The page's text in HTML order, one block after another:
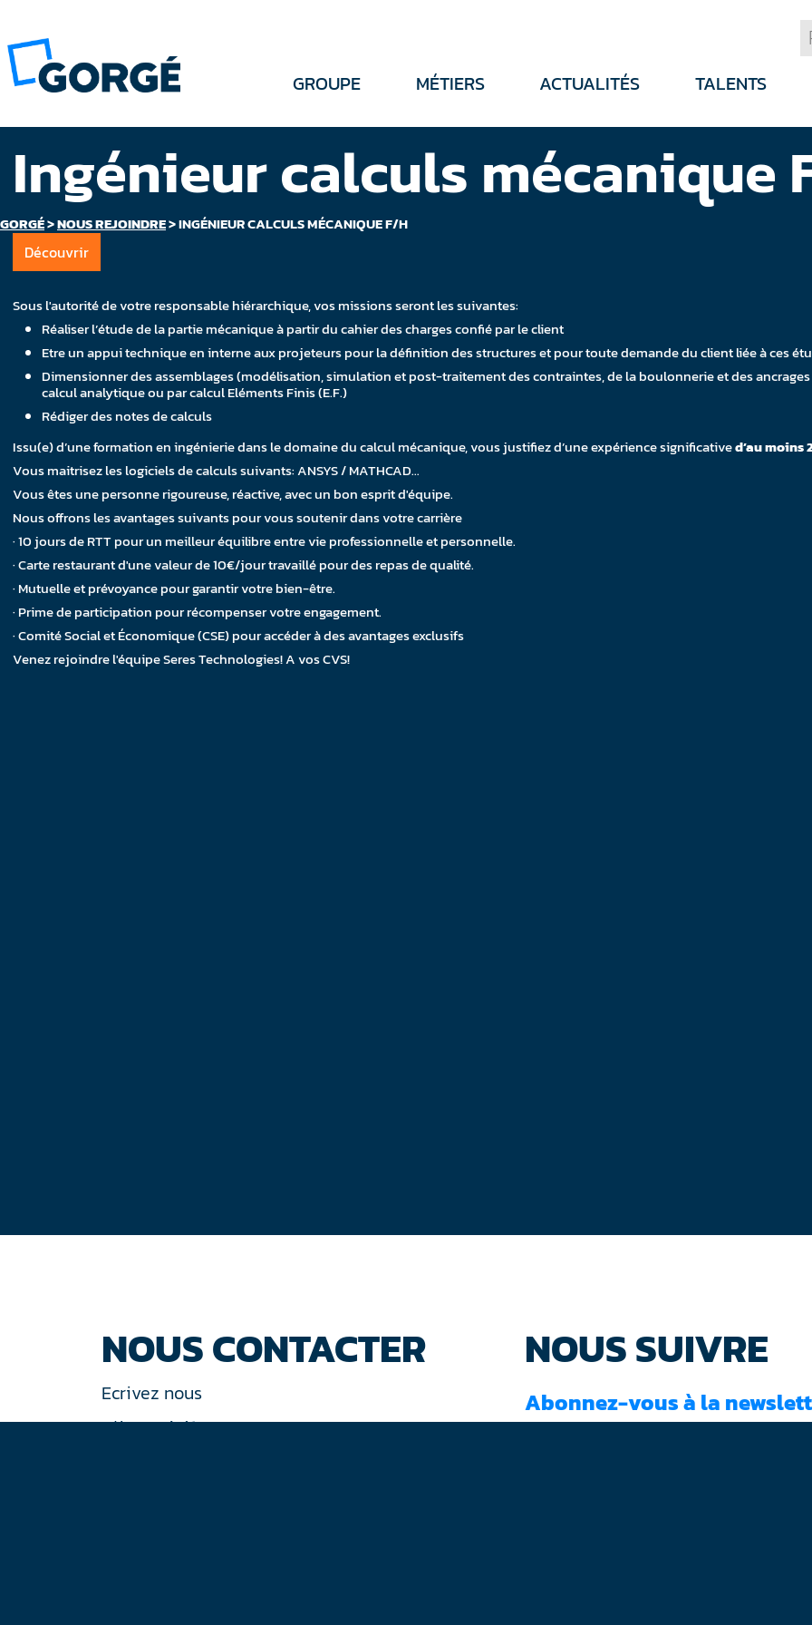
GROUPE MÉTIERS ACTUALITÉS TALENTS
GORGÉ>NOUS REJOINDRE>INGÉNIEUR CALCULS MÉCANIQUE F/H
Ingénieur calculs mécanique
Découvrir
Sous l'autorité de votre responsable hiérarchique, vos missions seront les suivantes:
Réaliser l’étude de la partie mécanique à partir du cahier des charges confié par le client
Etre un appui technique en interne aux projeteurs pour la définition des structures et pour toute demande du client liée à ces
Dimensionner des assemblages (modélisation, simulation et post-traitement des contraintes, de la boulonnerie et des
calcul analytique ou par calcul Eléments Finis (E.F.)
Rédiger des notes de calculs
Issu(e) d’une formation en ingénierie dans le domaine du calcul mécanique, vous justifiez d’une expérience significatived’au moins
Vous maitrisez les logiciels de calculs suivants: ANSYS / MATHCAD…
Vous êtes une personne rigoureuse, réactive, avec un bon esprit d'équipe.
Nous offrons les avantages suivants pour vous soutenir dans votre carrière
· 10 jours de RTT pour un meilleur équilibre entre vie professionnelle et personnelle.
· Carte restaurant d'une valeur de 10€/jour travaillé pour des repas de qualité.
· Mutuelle et prévoyance pour garantir votre bien-être.
· Prime de participation pour récompenser votre engagement.
· Comité Social et Économique (CSE) pour accéder à des avantages exclusifs
Venez rejoindre l'équipe Seres Technologies! A vos CVS!
NOUS CONTACTER
Ecrivez nous
Tél : +33 (0)1 44 77 94 77
NOUS SUIVRE
Abonnez-vous à la